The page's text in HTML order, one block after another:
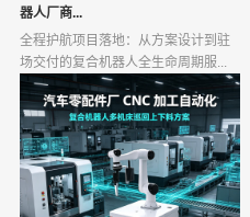
器人厂商...
全程护航项目落地：从方案设计到驻
场交付的复合机器人全生命周期服...